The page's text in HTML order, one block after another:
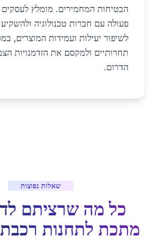
הבטיחות המחמירים. מומלץ לעסקים
פעולה עם חברות טכנולוגיה
לשיפור יעילות ועמידות המוצרים,
תחרותיים ולמקסם את הזדמנויות
הדרום.
שאלות נפוצות
כל מה שרציתם
מתכת לתחנות רכבת